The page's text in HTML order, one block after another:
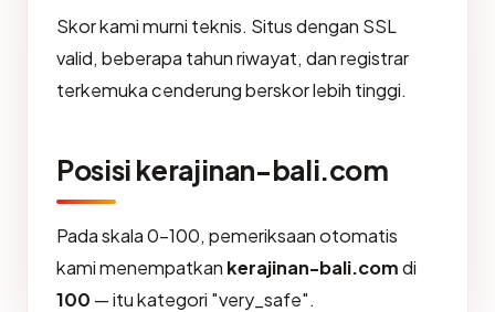
Skor kami murni teknis. Situs dengan SSL
valid, beberapa tahun riwayat, dan registrar
terkemuka cenderung berskor lebih tinggi.
Posisi kerajinan-bali.com
Pada skala 0-100, pemeriksaan otomatis
kami menempatkan kerajinan-bali.comdi
100 — itu kategori "very_safe".